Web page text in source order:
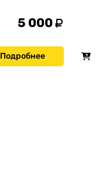
5 000
Подробнее